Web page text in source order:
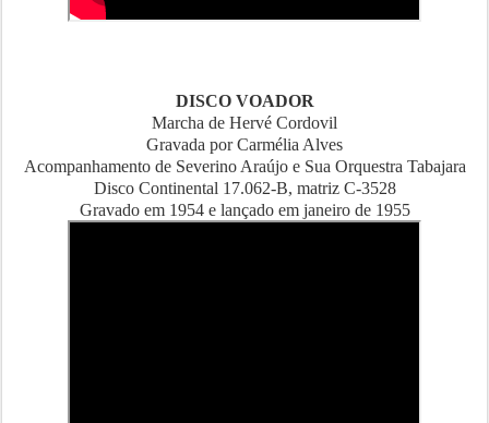
DISCO VOADOR
Marcha de Hervé Cordovil
Gravada por Carmélia Alves
Acompanhamento de Severino Araújo e Sua Orquestra Tabajara
Disco Continental 17.062-B, matriz C-3528
Gravado em 1954 e lançado em janeiro de 1955